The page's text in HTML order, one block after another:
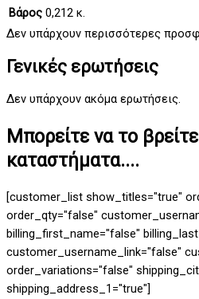
Βάρος 0,212 κ.
Δεν υπάρχουν περισσότερες
Γενικές ερωτήσεις
Δεν υπάρχουν ακόμα ερωτήσεις.
Μπορείτε να το
καταστήματα....
[customer_list show_titles="true"
order_qty="false"
billing_first_name="false"
customer_username_link="false"
order_variations="false"
shipping_address_1="true"]